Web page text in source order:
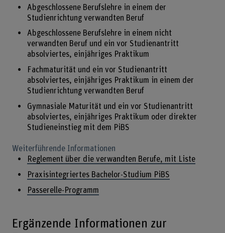
Abgeschlossene Berufslehre in einem der
Studienrichtung verwandten Beruf
Abgeschlossene Berufslehre in einem nicht
verwandten Beruf und ein vor Studienantritt
absolviertes, einjähriges Praktikum
Fachmaturität und ein vor Studienantritt
absolviertes, einjähriges Praktikum in einem der
Studienrichtung verwandten Beruf
Gymnasiale Maturität und ein vor Studienantritt
absolviertes, einjähriges Praktikum oder direkter
Studieneinstieg mit dem PiBS
Weiterführende Informationen
Reglement über die verwandten Berufe, mit Liste
Praxisintegriertes Bachelor-Studium PiBS
Passerelle-Programm
Ergänzende Informationen zur